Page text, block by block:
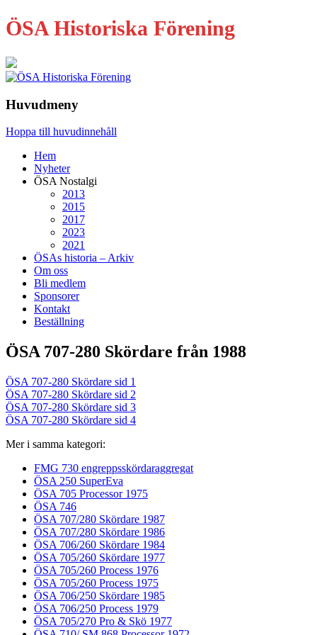
ÖSA Historiska Förening
Huvudmeny
Hoppa till huvudinnehåll
Hem
Nyheter
ÖSA Nostalgi
2013
2015
2017
2023
2021
ÖSAs historia – Arkiv
Om oss
Bli medlem
Sponsorer
Kontakt
Beställning
ÖSA 707-280 Skördare från 1988
ÖSA 707-280 Skördare sid 1
ÖSA 707-280 Skördare sid 2
ÖSA 707-280 Skördare sid 3
ÖSA 707-280 Skördare sid 4
Mer i samma kategori:
FMG 730 engreppsskördaraggregat
ÖSA 250 SuperEva
ÖSA 705 Processor 1975
ÖSA 746
ÖSA 707/280 Skördare 1987
ÖSA 707/280 Skördare 1986
ÖSA 706/260 Skördare 1984
ÖSA 705/260 Skördare 1977
ÖSA 705/260 Process 1976
ÖSA 705/260 Process 1975
ÖSA 706/250 Skördare 1985
ÖSA 706/250 Process 1979
ÖSA 705/270 Pro & Skö 1977